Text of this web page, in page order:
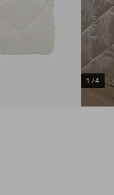
1 /4